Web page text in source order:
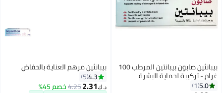
بيبانثين صابون بيبانتين المرطب 100
غرام - تركيبة لحماية البشرة
وتهدئتها
5.0
1
بيبانثين مرهم العناية بالحفاض
4.3
5
د.ك‏2.31
4.25خصم 45%